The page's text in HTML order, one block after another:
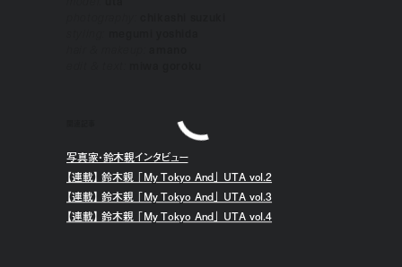
写真家・鈴木親インタビュー
【連載】 鈴木親 「My Tokyo And」 UTA vol.2
【連載】 鈴木親 「My Tokyo And」 UTA vol.3
【連載】 鈴木親 「My Tokyo And」 UTA vol.4